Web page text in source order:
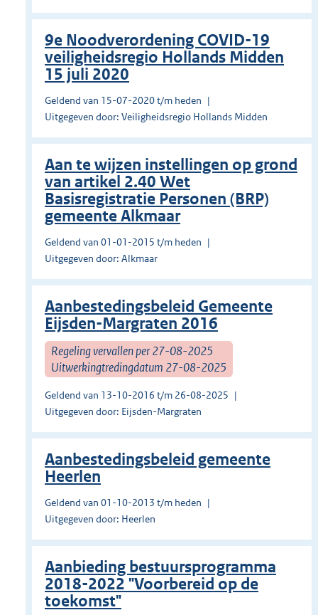
9e Noodverordening COVID-19
veiligheidsregio Hollands Midden
15 juli 2020
Geldend van 15-07-2020 t/m heden
Uitgegeven door: Veiligheidsregio Hollands Midden
Aan te wijzen instellingen op grond
van artikel 2.40 Wet
Basisregistratie Personen (BRP)
gemeente Alkmaar
Geldend van 01-01-2015 t/m heden
Uitgegeven door: Alkmaar
Aanbestedingsbeleid Gemeente
Eijsden-Margraten 2016
Regeling vervallen per 27-08-2025
Uitwerkingtredingdatum 27-08-2025
Geldend van 13-10-2016 t/m 26-08-2025
Uitgegeven door: Eijsden-Margraten
Aanbestedingsbeleid gemeente
Heerlen
Geldend van 01-10-2013 t/m heden
Uitgegeven door: Heerlen
Aanbieding bestuursprogramma
2018-2022 "Voorbereid op de
toekomst"